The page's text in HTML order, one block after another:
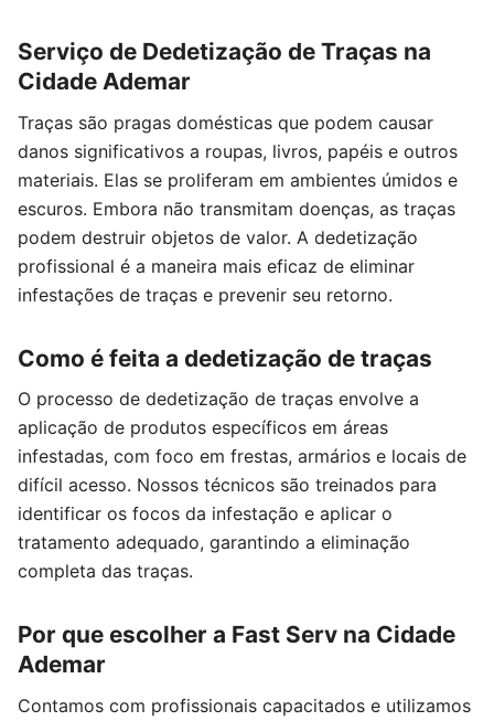
Serviço de Dedetização de Traças na
Cidade Ademar
Traças são pragas domésticas que podem causar
danos significativos a roupas, livros, papéis e outros
materiais. Elas se proliferam em ambientes úmidos e
escuros. Embora não transmitam doenças, as traças
podem destruir objetos de valor. A dedetização
profissional é a maneira mais eficaz de eliminar
infestações de traças e prevenir seu retorno.
Como é feita a dedetização de traças
O processo de dedetização de traças envolve a
aplicação de produtos específicos em áreas
infestadas, com foco em frestas, armários e locais de
difícil acesso. Nossos técnicos são treinados para
identificar os focos da infestação e aplicar o
tratamento adequado, garantindo a eliminação
completa das traças.
Por que escolher a Fast Serv na Cidade
Ademar
Contamos com profissionais capacitados e utilizamos